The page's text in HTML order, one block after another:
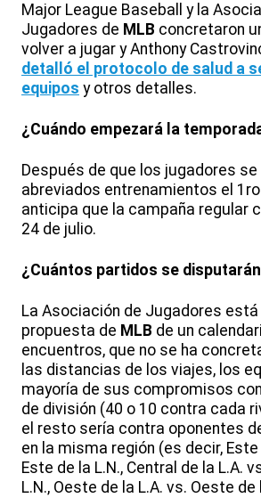
Major League Baseball y la
Jugadores de MLB concretaron
volver a jugar y Anthony
detalló el protocolo de salud a
equipos y otros detalles.
¿Cuándo empezará la
Después de que los jugadores
abreviados entrenamientos el
anticipa que la campaña regular
24 de julio.
¿Cuántos partidos se
La Asociación de Jugadores
propuesta de MLB de un
encuentros, que no se ha
las distancias de los viajes, los
mayoría de sus compromisos
de división (40 o 10 contra cada
el resto sería contra oponentes
en la misma región (es decir, Este
Este de la L.N., Central de la L.A.
L.N., Oeste de la L.A. vs. Oeste de